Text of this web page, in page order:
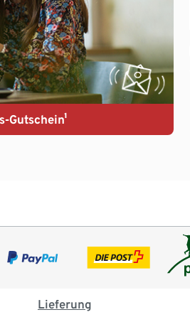
Gutschein¹
Lieferung